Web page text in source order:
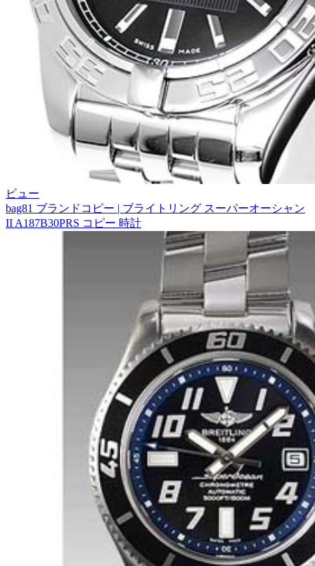
ビュー
bag81 ブランドコピー | ブライトリング スーパーオーシャン
II A187B30PRS コピー 時計